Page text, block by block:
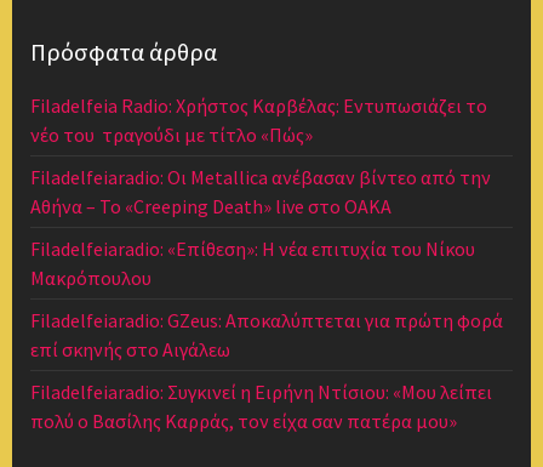
Πρόσφατα άρθρα
Filadelfeia Radio: Χρήστος Καρβέλας: Εντυπωσιάζει το
νέο του τραγούδι με τίτλο «Πώς»
Filadelfeiaradio: Οι Metallica ανέβασαν βίντεο από την
Αθήνα – Το «Creeping Death» live στο ΟΑΚΑ
Filadelfeiaradio: «Επίθεση»: Η νέα επιτυχία του Νίκου
Μακρόπουλου
Filadelfeiaradio: GZeus: Αποκαλύπτεται για πρώτη φορά
επί σκηνής στο Αιγάλεω
Filadelfeiaradio: Συγκινεί η Ειρήνη Ντίσιου: «Μου λείπει
πολύ ο Βασίλης Καρράς, τον είχα σαν πατέρα μου»